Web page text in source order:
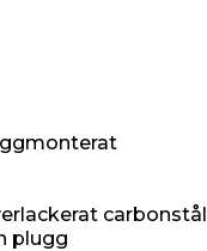
carbonstål
plugg